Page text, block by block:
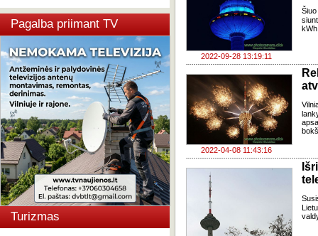
Pagalba priimant TV
Turizmas
2022-09-28 13:19:11
2022-04-08 11:43:16